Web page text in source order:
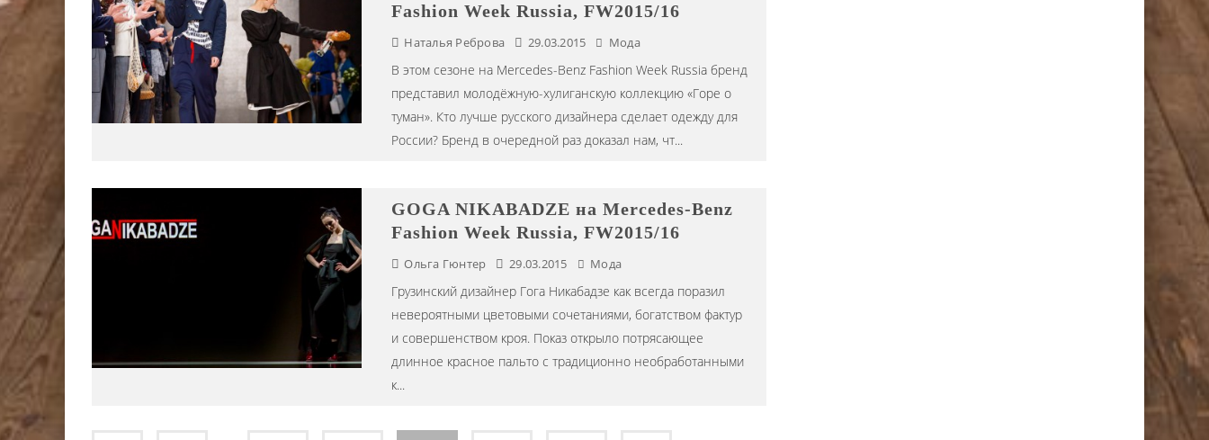
Fashion Week Russia, FW2015/16
Наталья Реброва 29.03.2015 Мода
В этом сезоне на Mercedes-Benz Fashion Week Russia бренд
представил молодёжную-хулиганскую коллекцию «Горе о
туман». Кто лучше русского дизайнера сделает одежду для
России? Бренд в очередной раз доказал нам, чт...
GOGA NIKABADZE на Mercedes-Benz
Fashion Week Russia, FW2015/16
Ольга Гюнтер 29.03.2015 Мода
Грузинский дизайнер Гога Никабадзе как всегда поразил
невероятными цветовыми сочетаниями, богатством фактур
и совершенством кроя. Показ открыло потрясающее
длинное красное пальто с традиционно необработанными
к...